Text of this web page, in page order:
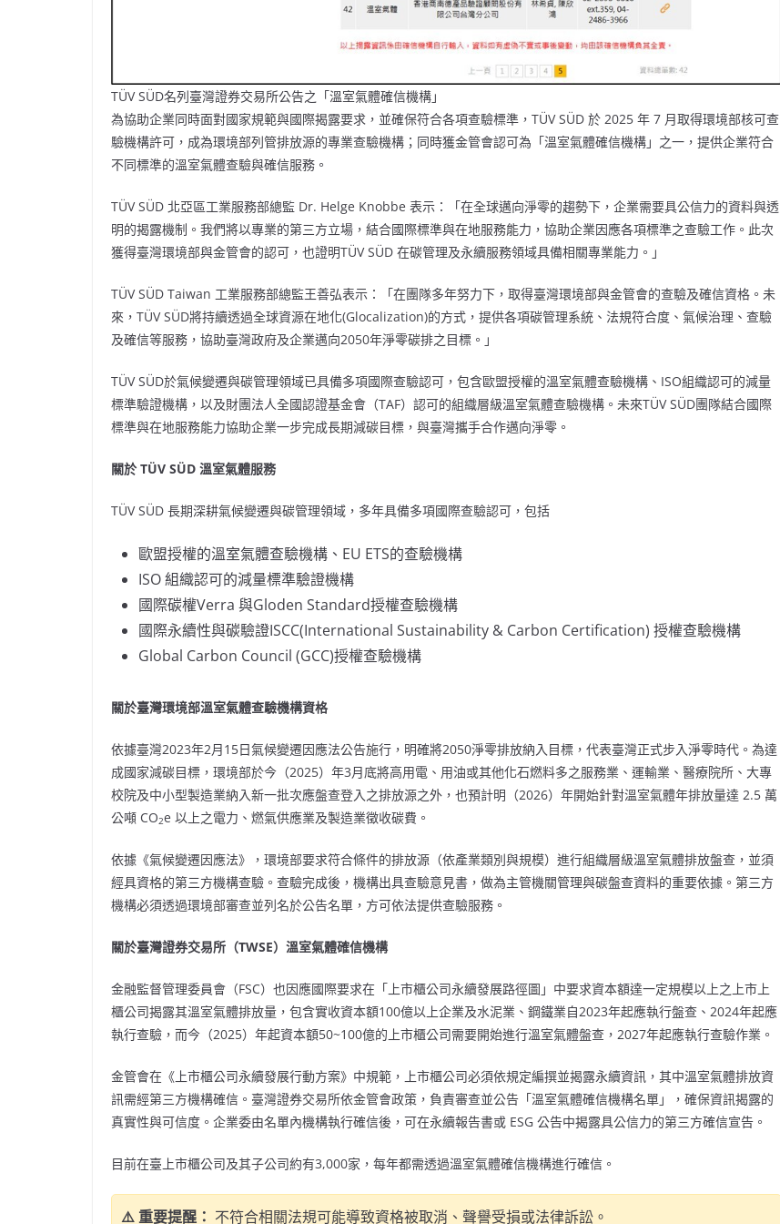
TÜV SÜD名列臺灣證券交易所公告之「溫室氣體確信機構」
為協助企業同時面對國家規範與國際揭露要求，並確保符合各項查驗標準，TÜV SÜD 於 2025 年 7 月取得環境部核可查
驗機構許可，成為環境部列管排放源的專業查驗機構；同時獲金管會認可為「溫室氣體確信機構」之一，提供企業符合
不同標準的溫室氣體查驗與確信服務。
TÜV SÜD 北亞區工業服務部總監 Dr. Helge Knobbe 表示：「在全球邁向淨零的趨勢下，企業需要具公信力的資料與透
明的揭露機制。我們將以專業的第三方立場，結合國際標準與在地服務能力，協助企業因應各項標準之查驗工作。此次
獲得臺灣環境部與金管會的認可，也證明TÜV SÜD 在碳管理及永續服務領域具備相關專業能力。」
TÜV SÜD Taiwan 工業服務部總監王善弘表示：「在團隊多年努力下，取得臺灣環境部與金管會的查驗及確信資格。未
來，TÜV SÜD將持續透過全球資源在地化(Glocalization)的方式，提供各項碳管理系統、法規符合度、氣候治理、查驗
及確信等服務，協助臺灣政府及企業邁向2050年淨零碳排之目標。」
TÜV SÜD於氣候變遷與碳管理領域已具備多項國際查驗認可，包含歐盟授權的溫室氣體查驗機構、ISO組織認可的減量
標準驗證機構，以及財團法人全國認證基金會（TAF）認可的組織層級溫室氣體查驗機構。未來TÜV SÜD團隊結合國際
標準與在地服務能力協助企業一步完成長期減碳目標，與臺灣攜手合作邁向淨零。
關於TÜV SÜD 溫室氣體服務
TÜV SÜD 長期深耕氣候變遷與碳管理領域，多年具備多項國際查驗認可，包括
歐盟授權的溫室氣體查驗機構、EU ETS的查驗機構
ISO 組織認可的減量標準驗證機構
國際碳權Verra 與Gloden Standard授權查驗機構
國際永續性與碳驗證ISCC(International Sustainability & Carbon Certification) 授權查驗機構
Global Carbon Council (GCC)授權查驗機構
關於臺灣環境部溫室氣體查驗機構資格
依據臺灣2023年2月15日氣候變遷因應法公告施行，明確將2050淨零排放納入目標，代表臺灣正式步入淨零時代。為達
成國家減碳目標，環境部於今（2025）年3月底將高用電、用油或其他化石燃料多之服務業、運輸業、醫療院所、大專
校院及中小型製造業納入新一批次應盤查登入之排放源之外，也預計明（2026）年開始針對溫室氣體年排放量達 2.5 萬
公噸 CO2e 以上之電力、燃氣供應業及製造業徵收碳費。
依據《氣候變遷因應法》，環境部要求符合條件的排放源（依產業類別與規模）進行組織層級溫室氣體排放盤查，並須
經具資格的第三方機構查驗。查驗完成後，機構出具查驗意見書，做為主管機關管理與碳盤查資料的重要依據。第三方
機構必須透過環境部審查並列名於公告名單，方可依法提供查驗服務。
關於臺灣證券交易所（TWSE）溫室氣體確信機構
金融監督管理委員會（FSC）也因應國際要求在「上市櫃公司永續發展路徑圖」中要求資本額達一定規模以上之上市上
櫃公司揭露其溫室氣體排放量，包含實收資本額100億以上企業及水泥業、鋼鐵業自2023年起應執行盤查、2024年起應
執行查驗，而今（2025）年起資本額50~100億的上市櫃公司需要開始進行溫室氣體盤查，2027年起應執行查驗作業。
金管會在《上市櫃公司永續發展行動方案》中規範，上市櫃公司必須依規定編撰並揭露永續資訊，其中溫室氣體排放資
訊需經第三方機構確信。臺灣證券交易所依金管會政策，負責審查並公告「溫室氣體確信機構名單」，確保資訊揭露的
真實性與可信度。企業委由名單內機構執行確信後，可在永續報告書或 ESG 公告中揭露具公信力的第三方確信宣告。
目前在臺上市櫃公司及其子公司約有3,000家，每年都需透過溫室氣體確信機構進行確信。
⚠️ 重要提醒： 不符合相關法規可能導致資格被取消、聲譽受損或法律訴訟。